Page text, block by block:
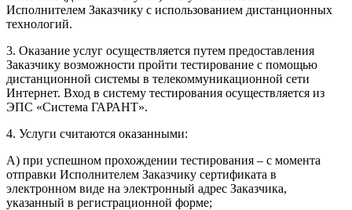
Исполнителем Заказчику с использованием дистанционных
технологий.
3. Оказание услуг осуществляется путем предоставления
Заказчику возможности пройти тестирование с помощью
дистанционной системы в телекоммуникационной сети
Интернет. Вход в систему тестирования осуществляется из
ЭПС «Система ГАРАНТ».
4. Услуги считаются оказанными:
А) при успешном прохождении тестирования – с момента
отправки Исполнителем Заказчику сертификата в
электронном виде на электронный адрес Заказчика,
указанный в регистрационной форме;